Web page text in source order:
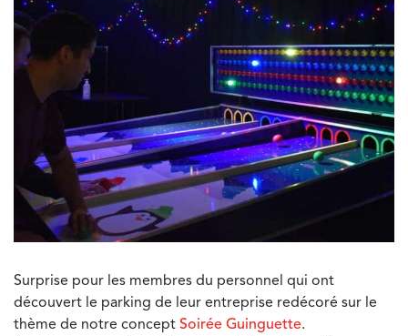
Surprise pour les membres du personnel qui ont
découvert le parking de leur entreprise redécoré sur le
thème de notre concept Soirée Guinguette.